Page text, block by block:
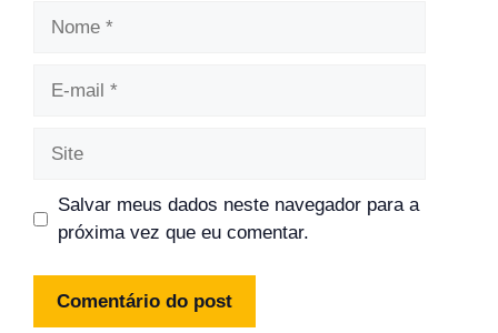
Salvar meus dados neste navegador para a
próxima vez que eu comentar.